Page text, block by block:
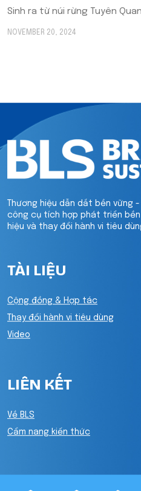
Sinh ra từ núi rừng Tuyên
NOVEMBER 20, 2024
Thương hiệu dẫn dắt bền vững
công cụ tích hợp phát triển
hiệu và thay đổi hành vi tiêu
TÀI LIỆU
Cộng đồng & Hợp tác
Thay đổi hành vi tiêu dùng
Video
LIÊN KẾT
Về BLS
Cẩm nang kiến thức